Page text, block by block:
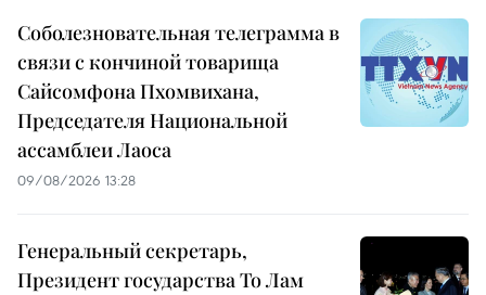
Соболезновательная телеграмма в
связи с кончиной товарища
Сайсомфона Пхомвихана,
Председателя Национальной
ассамблеи Лаоса
09/08/2026 13:28
Генеральный секретарь,
Президент государства То Лам